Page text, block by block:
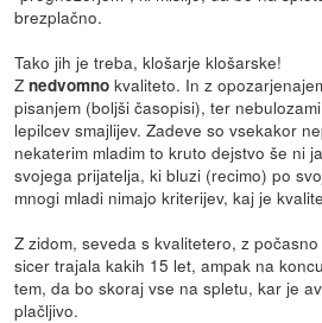
brezplačno.
Tako jih je treba, klošarje klošarske!
Znedvomnokvaliteto. In z
pisanjem (boljši časopisi), ter
lepilcev smajlijev. Zadeve so vsekakor
nekaterim mladim to kruto dejstvo še ni
svojega prijatelja, ki bluzi (recimo) po
mnogi mladi nimajo kriterijev, kaj je
Z zidom, seveda s kvalitetero, z
sicer trajala kakih 15 let, ampak na
tem, da bo skoraj vse na spletu, kar je
plačljivo.